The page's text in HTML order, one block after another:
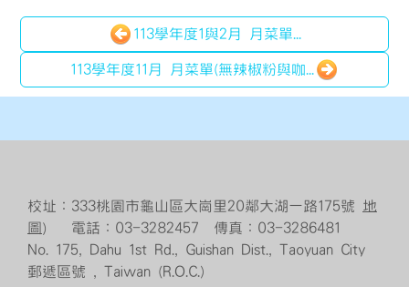
113學年度1與2月 月菜單...
113學年度11月 月菜單(無辣椒粉與咖...
校址：333桃園市龜山區大崗里20鄰大湖一路175號 地
圖） 電話：03-3282457 傳真：03-3286481
No. 175, Dahu 1st Rd., Guishan Dist., Taoyuan City
郵遞區號 , Taiwan (R.O.C.)